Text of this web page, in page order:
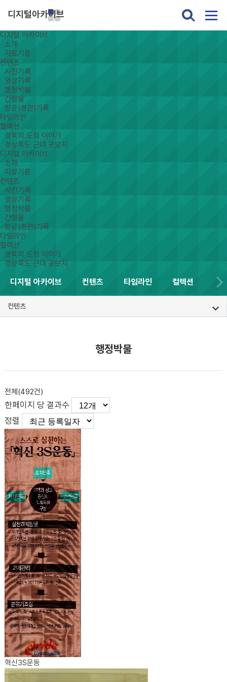
디지털아카이브
디지털 아카이브
소개
자료기증
컨텐츠
사진기록
영상기록
행정박물
간행물
항공(경관)기록
타임라인
컬렉션
경북의 도정 이야기
경상북도 근대 공보지
디지털 아카이브
소개
자료기증
컨텐츠
사진기록
영상기록
행정박물
간행물
항공(경관)기록
타임라인
컬렉션
경북의 도정 이야기
경상북도 근대 공보지
디지털 아카이브 컨텐츠 타임라인 컬렉션
컨텐츠
행정박물
전체(492건)
한페이지 당 결과수
정렬
혁신3S운동